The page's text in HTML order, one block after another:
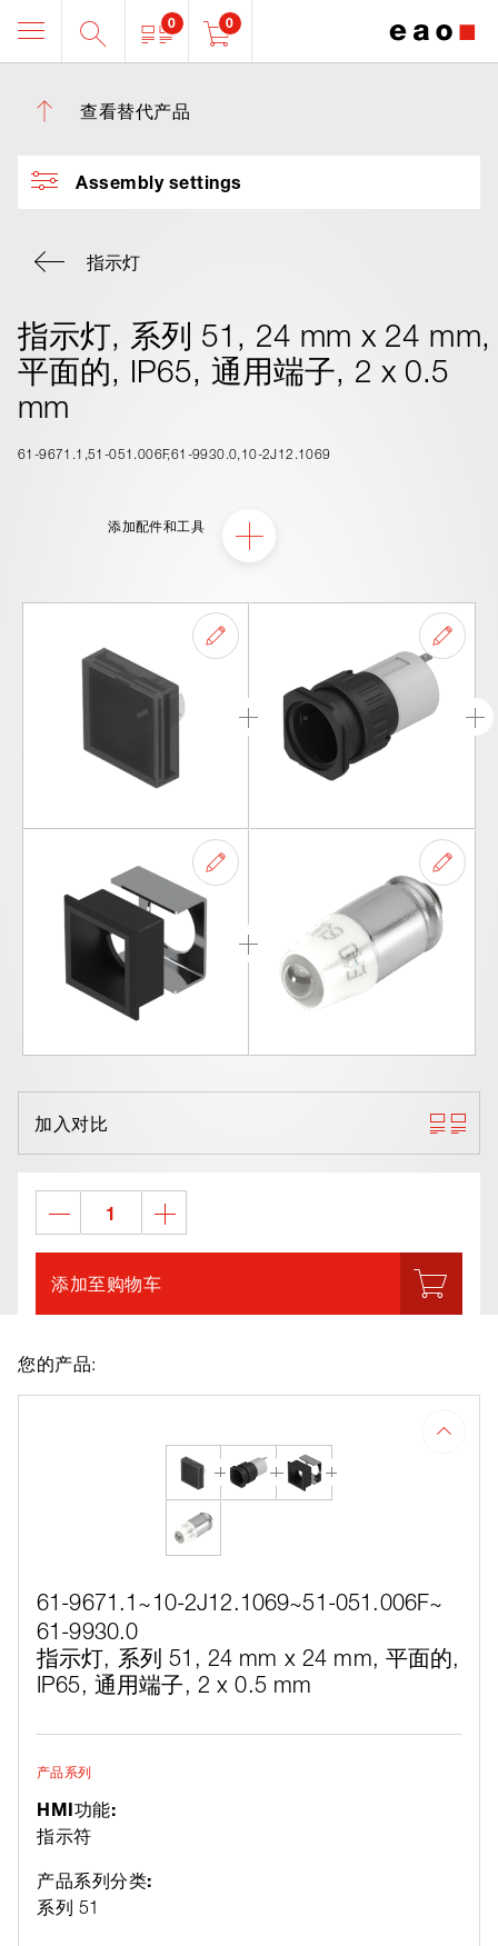
0 0
查看替代产品
Assembly settings
指示灯
指示灯, 系列 51, 24 mm x 24 mm,
平面的, IP65, 通用端子, 2 x 0.5
mm
61-9671.1 51-051.006F 61-9930.0 10-2J12.1069
添加配件和工具
加入对比
添加至购物车
您的产品:
61-9671.1~10-2J12.1069~51-051.006F~
61-9930.0
指示灯, 系列 51, 24 mm x 24 mm, 平面的,
IP65, 通用端子, 2 x 0.5 mm
产品系列
HMI功能:
指示符
产品系列分类:
系列 51